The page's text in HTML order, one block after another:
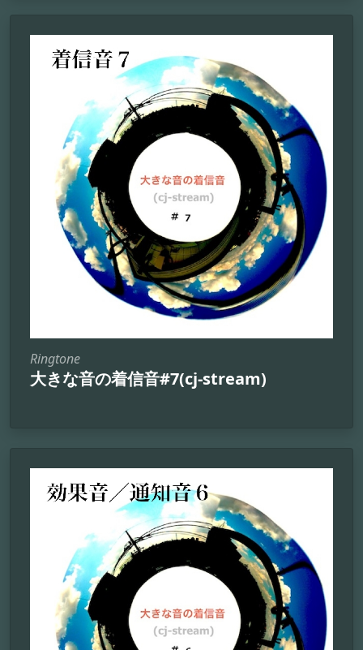
Ringtone
大きな音の着信音#7(cj-stream)